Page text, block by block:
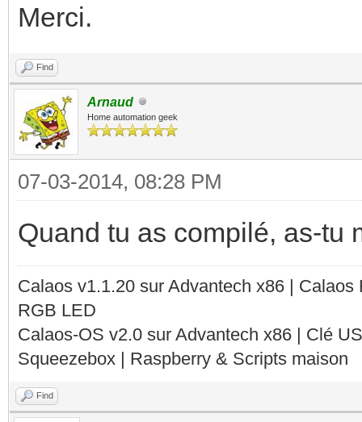
Merci.
Find
Arnaud
Home automation geek
07-03-2014, 08:28 PM
Quand tu as compilé, as-tu
Calaos v1.1.20 sur Advantech x86 |
RGB LED
Calaos-OS v2.0 sur Advantech x86 | Clé
Squeezebox | Raspberry & Scripts maison
Find